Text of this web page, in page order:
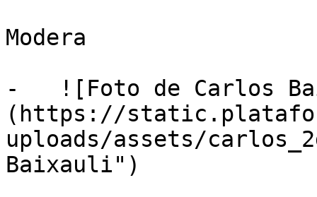
Modera
-   ![Foto de Carlos
(https://
uploads/assets/
Baixauli")